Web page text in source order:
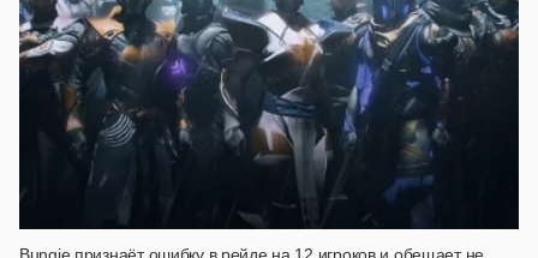
Bungie признаёт ошибку в рейде на 12 игроков и обещает не